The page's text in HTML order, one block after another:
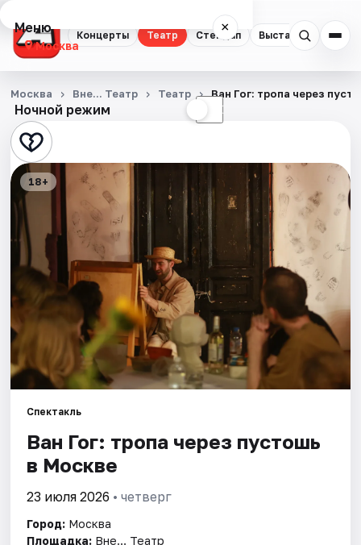
Концерты Театр Стендап Выставки
Меню ×
Москва
Концерты
Театр
Стендап
Выставки
Квесты
Экскурсии
Спорт
События
Площадки
Артисты
Ночной режим ☾
Москва Вне… Театр Театр Ван Гог: тропа через
18+
Спектакль
Ван Гог: тропа через пустошь
в Москве
23 июля 2026 • четверг
Город: Москва
Площадка: Вне… Театр